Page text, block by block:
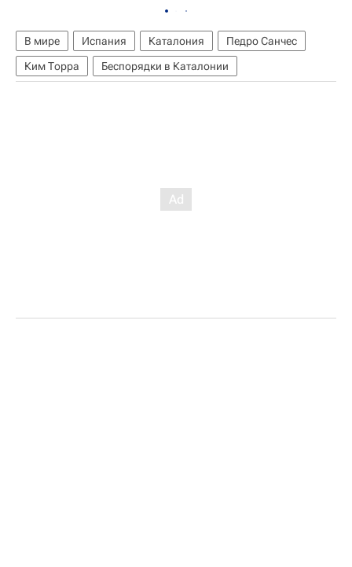
В мире Испания Каталония
Педро Санчес
Ким Торра
Беспорядки в Каталонии